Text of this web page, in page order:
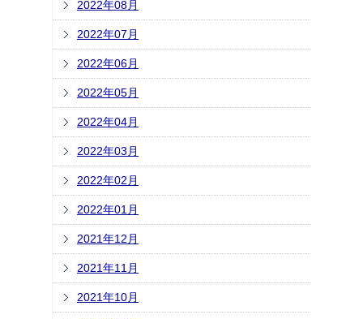
2022年08月
2022年07月
2022年06月
2022年05月
2022年04月
2022年03月
2022年02月
2022年01月
2021年12月
2021年11月
2021年10月